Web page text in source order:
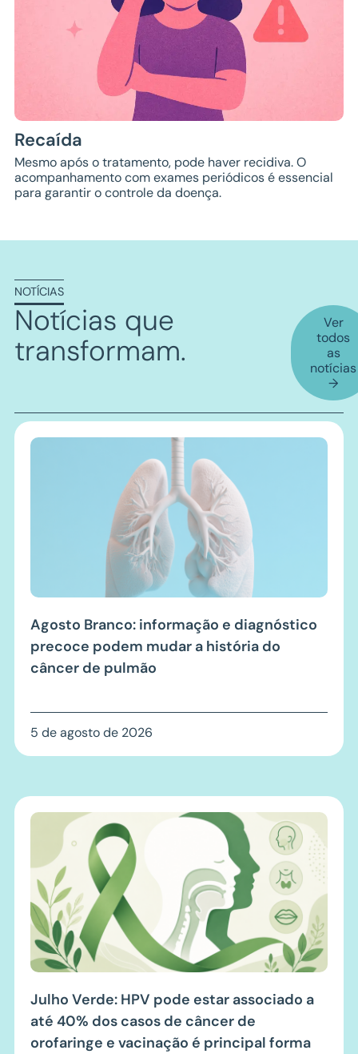
Recaída
Mesmo após o tratamento, pode haver recidiva. O
acompanhamento com exames periódicos é essencial
para garantir o controle da doença.
NOTÍCIAS
Notícias que
transformam.
Ver
todos
as
notícias
→
Agosto Branco: informação e diagnóstico
precoce podem mudar a história do
câncer de pulmão
5 de agosto de 2026
Julho Verde: HPV pode estar associado a
até 40% dos casos de câncer de
orofaringe e vacinação é principal forma